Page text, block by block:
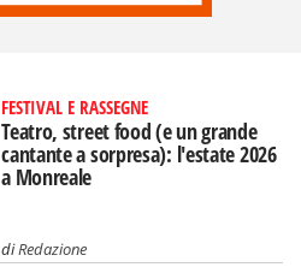
FESTIVAL E RASSEGNE
Teatro, street food (e un grande
cantante a sorpresa): l'estate 2026
a Monreale
diRedazione